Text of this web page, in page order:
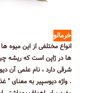
خرمالو
انواع مختلفی از این میوه
ها در ژاپن است که ریشه
شرقی دارد ، نام علمی آن
. واژه دیوسپیر به معنای "